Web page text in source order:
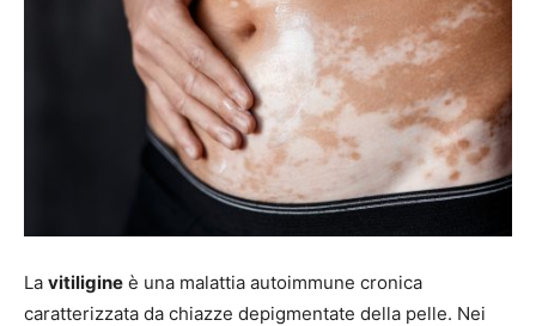
La vitiligine è una malattia autoimmune cronica
caratterizzata da chiazze depigmentate della pelle. Nei